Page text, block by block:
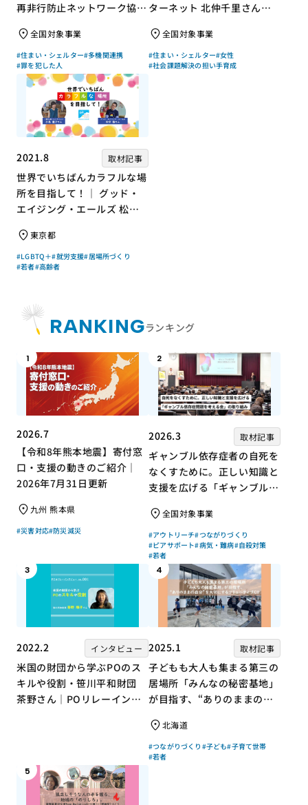
再非行防止ネットワーク協議
上チキさん【聞き手】
全国対象事業
#住まい・シェルター#多機関連携
#罪を犯した人
ターネット 北仲千里さん×
ん【聞き手】
全国対象事業
#住まい・シェルター#女性
#社会課題解決の担い手育成
2021.8 取材記事
世界でいちばんカラフルな場
所を目指して！｜ グッド・
エイジング・エールズ 松中
慶子さん【聞き手】
東京都
#LGBTQ＋#就労支援#居場所づくり
#若者#高齢者
RANKINGランキング
1
2026.7
【令和8年熊本地震】寄付窓
口・支援の動きのご紹介｜
2026年7月31日更新
九州 熊本県
#災害対応#防災減災
2
2026.3 取材記事
ギャンブル依存症者の自死を
なくすために。正しい知識と
支援を広げる「ギャンブル依
組み全国対象事業
#アウトリーチ#つながりづくり
#ピアサポート#病気・難病#自殺対策
#若者
3
2022.2 インタビュー
米国の財団から学ぶPOのス
キルや役割・笹川平和財団
茶野さん｜POリレーインタ
4
2025.1 取材記事
子どもも大人も集まる第三の
居場所「みんなの秘密基地」
が目指す、“ありのままの自
ィづくり
北海道
#つながりづくり #子ども#子育て世帯
#若者
5